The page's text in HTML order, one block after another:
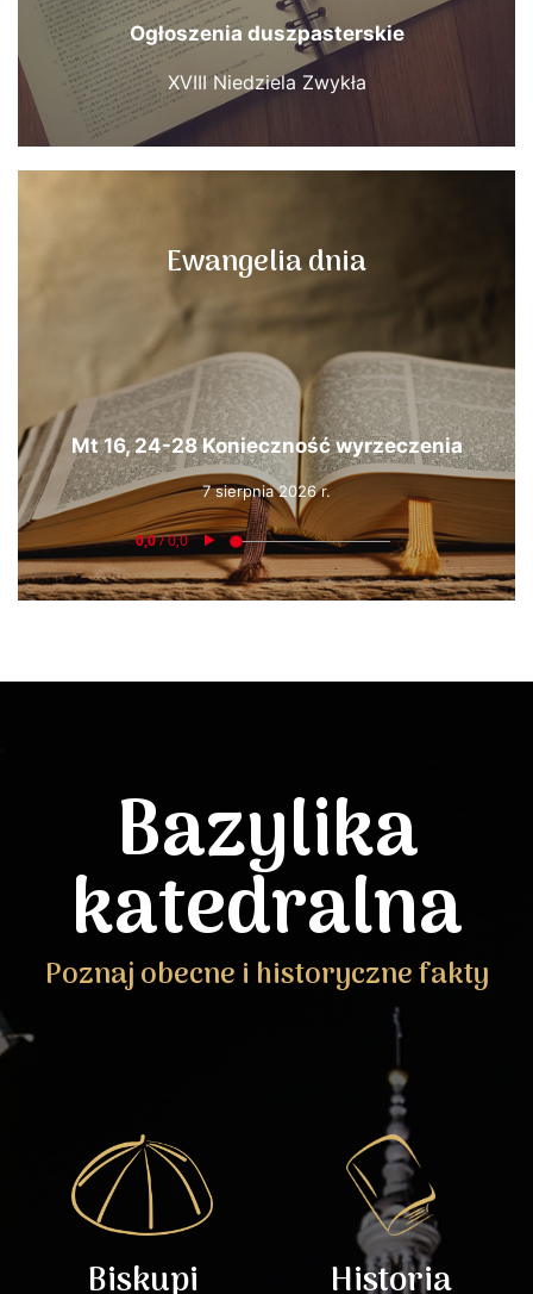
Ogłoszenia duszpasterskie
XVIII Niedziela Zwykła
Ewangelia dnia
Mt 16, 24-28 Konieczność wyrzeczenia
7 sierpnia 2026 r.
Bazylika
katedralna
Poznaj obecne i historyczne fakty
Biskupi Historia